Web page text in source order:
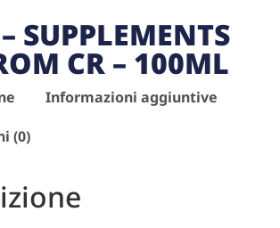
SUPPLEMENTS
CR – 100ML
Informazioni aggiuntive
(0)